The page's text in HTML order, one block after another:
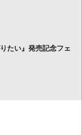
たい』発売記念フェ